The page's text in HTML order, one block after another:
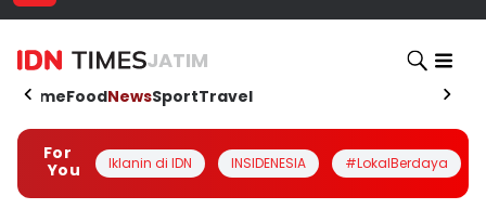
JATIM
HomeFoodNewsSportTravel
For
You
Iklanin di IDN INSIDENESIA #LokalBerdaya